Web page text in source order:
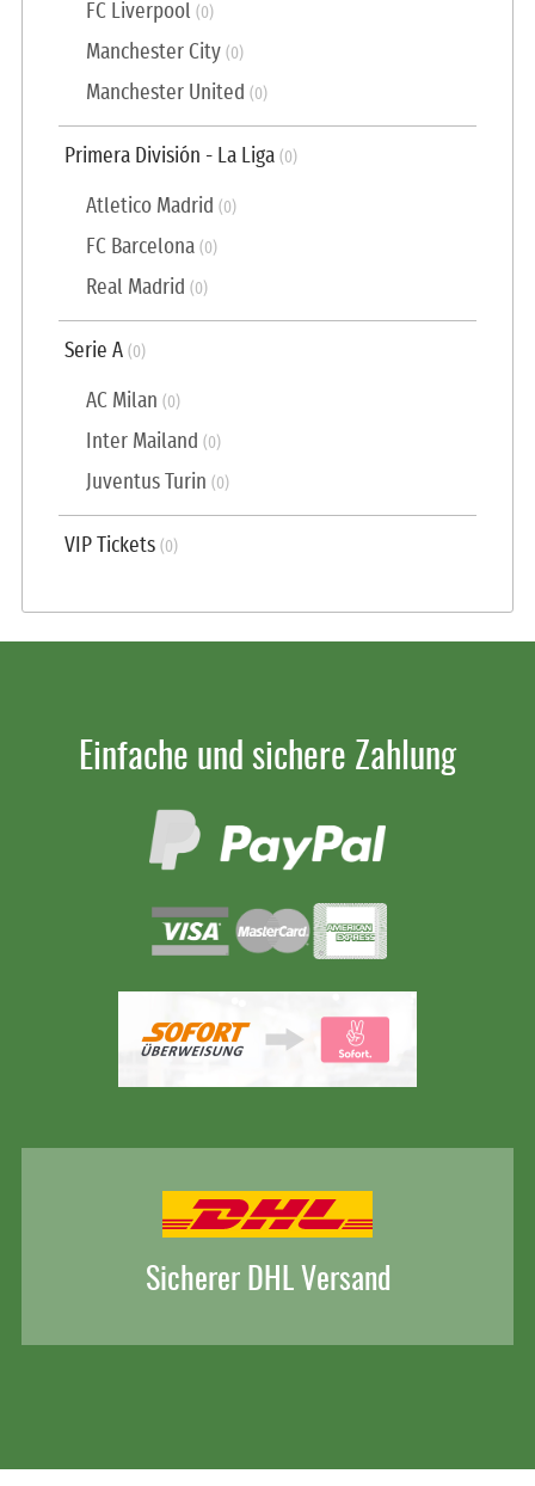
FC Liverpool (0)
Manchester City (0)
Manchester United (0)
Primera División - La Liga (0)
Atletico Madrid (0)
FC Barcelona (0)
Real Madrid (0)
Serie A (0)
AC Milan (0)
Inter Mailand (0)
Juventus Turin (0)
VIP Tickets (0)
Einfache und sichere Zahlung
Sicherer DHL Versand